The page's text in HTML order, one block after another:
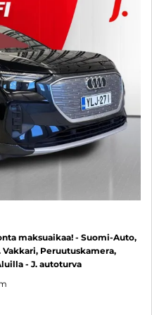
maksuaikaa! - Suomi-Auto,
Vakkari, Peruutuskamera,
- J. autoturva